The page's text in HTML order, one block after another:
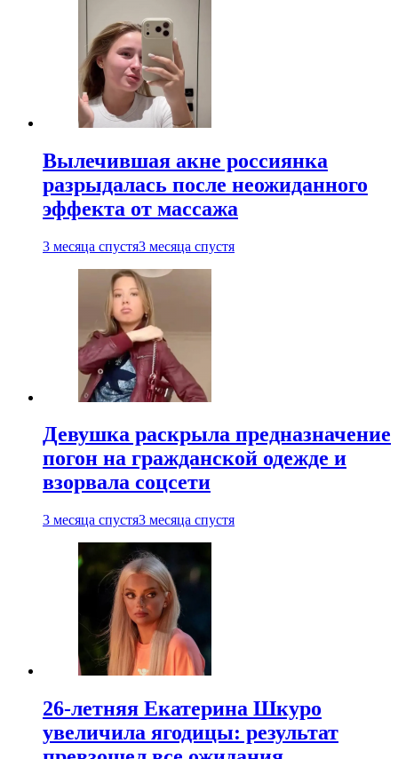
Вылечившая акне россиянка
разрыдалась после неожиданного
эффекта от массажа
3 месяца спустя3 месяца спустя
Девушка раскрыла предназначение
погон на гражданской одежде и
взорвала соцсети
3 месяца спустя3 месяца спустя
26-летняя Екатерина Шкуро
увеличила ягодицы: результат